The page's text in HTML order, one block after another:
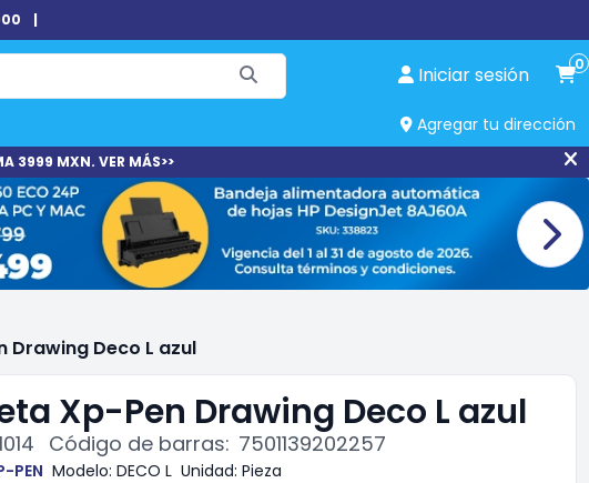
|
Iniciar sesión 0
Agregar tu dirección
3999 MXN. VER MÁS>>
Drawing Deco L azul
Xp-Pen Drawing Deco L azul
Código de barras: 7501139202257
PEN Modelo: DECO L Unidad: Pieza